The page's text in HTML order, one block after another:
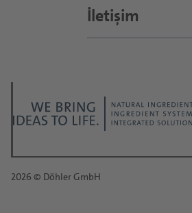
İletişim
*
Hitap:
*
2026 © Döhler GmbH